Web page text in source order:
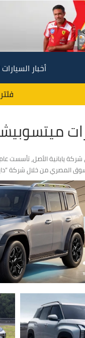
أخبار
المصري من خلال شركة